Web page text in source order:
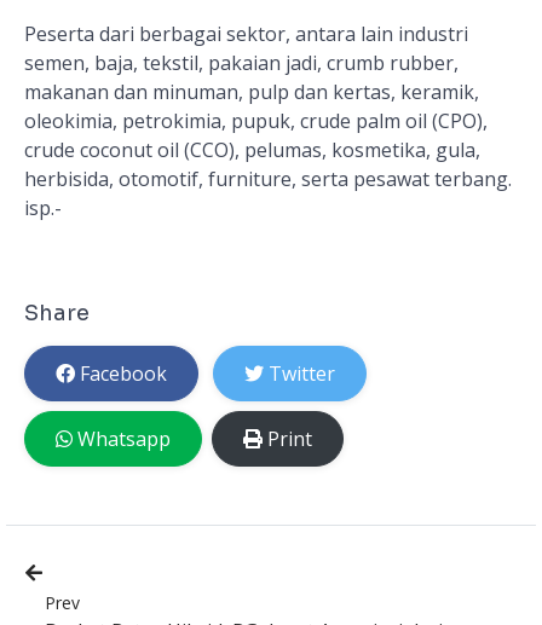
Peserta dari berbagai sektor, antara lain industri
semen, baja, tekstil, pakaian jadi, crumb rubber,
makanan dan minuman, pulp dan kertas, keramik,
oleokimia, petrokimia, pupuk, crude palm oil (CPO),
crude coconut oil (CCO), pelumas, kosmetika, gula,
herbisida, otomotif, furniture, serta pesawat terbang.
isp.-
Share
Facebook Twitter
Whatsapp Print
Prev